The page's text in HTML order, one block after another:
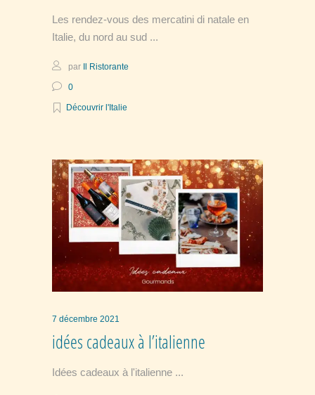
Les rendez-vous des mercatini di natale en
Italie, du nord au sud
par Il Ristorante
0
Découvrir l'Italie
7 décembre 2021
idées cadeaux à l’italienne
Idées cadeaux à l'italienne